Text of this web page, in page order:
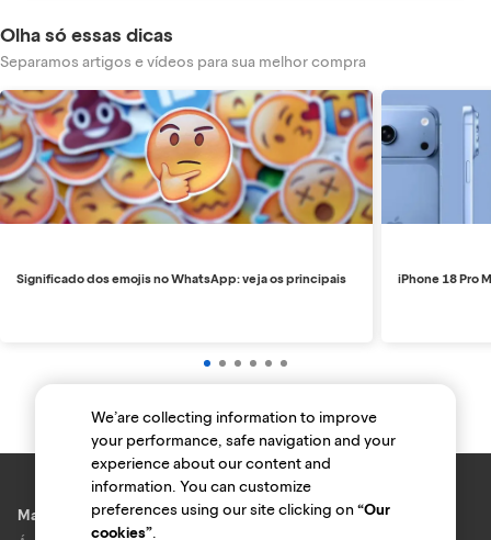
Olha só essas dicas
Separamos artigos e vídeos para sua melhor compra
Significado dos emojis no WhatsApp: veja os principais iPhone 18 Pro
Marcas e lojas
We’are collecting information to improve
your performance, safe navigation and your
experience about our content and
information. You can customize
preferences using our site clicking on“Our
cookies”.